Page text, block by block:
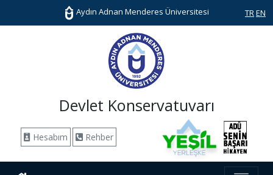
Aydın Adnan Menderes Üniversitesi TR EN
Devlet Konservatuvarı
Hesabım Rehber